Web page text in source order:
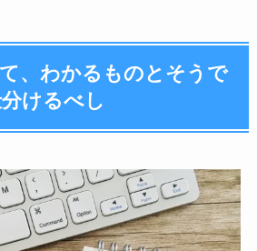
、わかるものとそうで
けるべし